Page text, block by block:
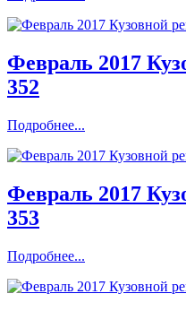
Февраль 2017
352
Подробнее...
Февраль 2017
353
Подробнее...